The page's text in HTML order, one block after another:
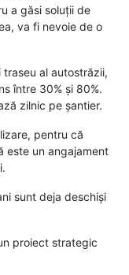
a găsi soluții de
va fi nevoie de o
traseu al autostrăzii,
între 30% și 80%.
zilnic pe șantier.
pentru că
este un angajament
sunt deja deschiși
proiect strategic